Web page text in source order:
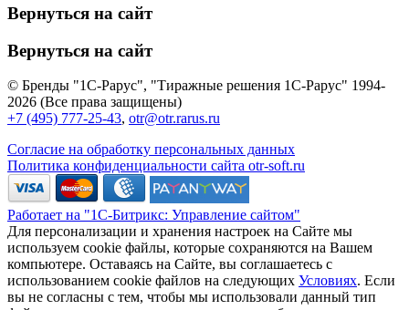
Вернуться на сайт
Вернуться на сайт
© Бренды "1С-Рарус", "Тиражные решения 1С-Рарус" 1994-
2026 (Все права защищены)
+7 (495) 777-25-43, otr@otr.rarus.ru
Согласие на обработку персональных данных
Политика конфиденциальности сайта otr-soft.ru
Работает на "1С-Битрикс: Управление сайтом"
Для персонализации и хранения настроек на Сайте мы
используем cookie файлы, которые сохраняются на Вашем
компьютере. Оставаясь на Сайте, вы соглашаетесь с
использованием cookie файлов на следующих Условиях. Если
вы не согласны с тем, чтобы мы использовали данный тип